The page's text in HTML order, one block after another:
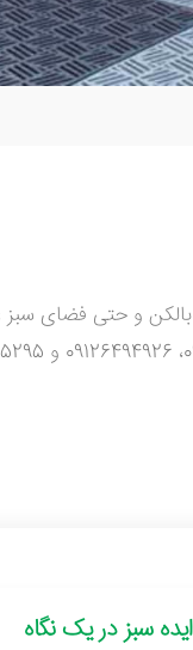
و حتی فضای
ایده سبز در یک نگاه